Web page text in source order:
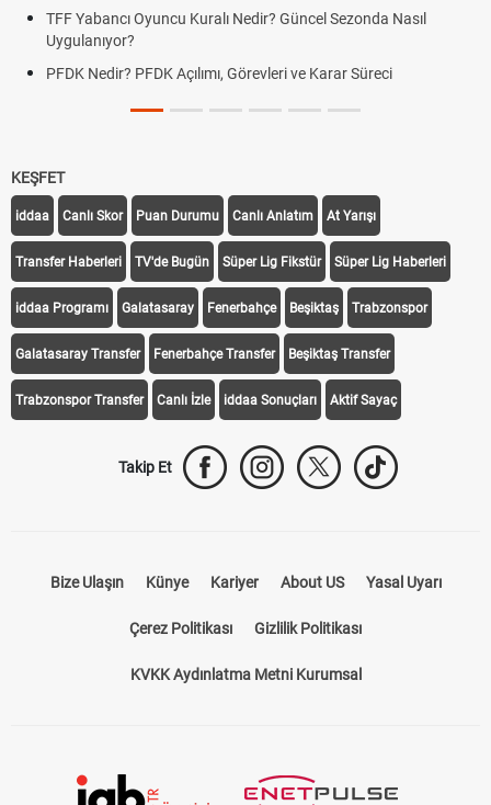
TFF Yabancı Oyuncu Kuralı Nedir? Güncel Sezonda Nasıl
Uygulanıyor?
PFDK Nedir? PFDK Açılımı, Görevleri ve Karar Süreci
KEŞFET
iddaa Canlı Skor Puan Durumu Canlı Anlatım At Yarışı
Transfer Haberleri TV'de Bugün Süper Lig Fikstür Süper Lig Haberleri
iddaa Programı Galatasaray Fenerbahçe Beşiktaş Trabzonspor
Galatasaray Transfer Fenerbahçe Transfer Beşiktaş Transfer
Trabzonspor Transfer Canlı İzle iddaa Sonuçları Aktif Sayaç
Takip Et
Bize Ulaşın Künye Kariyer About US Yasal Uyarı
Çerez Politikası Gizlilik Politikası
KVKK Aydınlatma Metni Kurumsal